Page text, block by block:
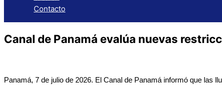
Contacto
Canal de Panamá evalúa nuevas
Panamá, 7 de julio de 2026. El Canal de Panamá informó que las